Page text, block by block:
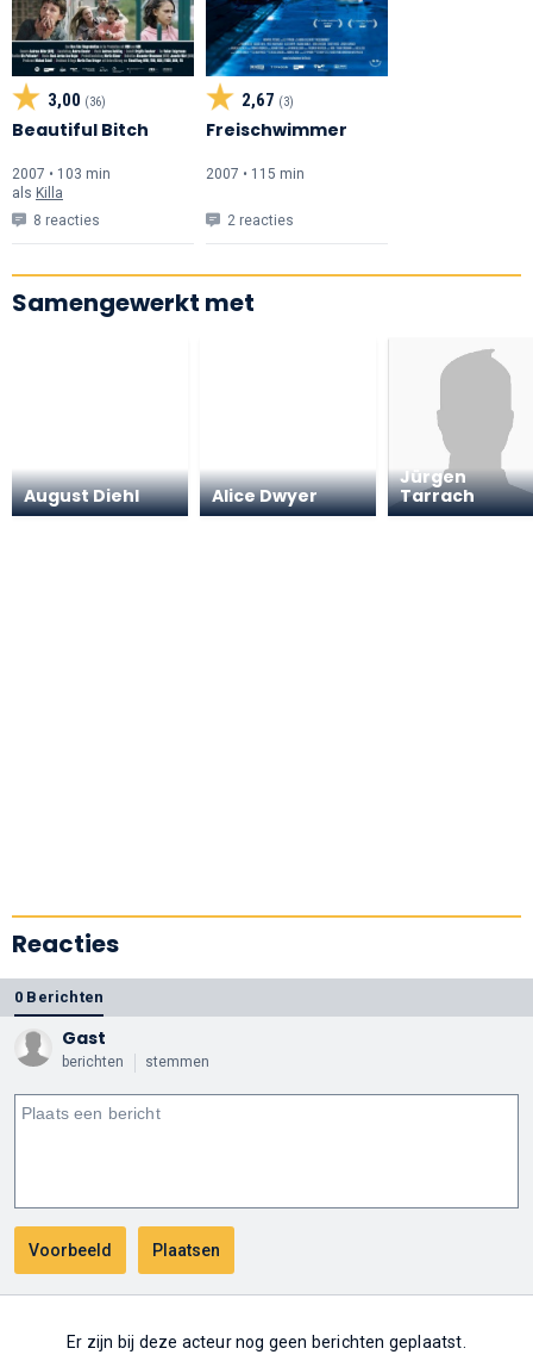
3,00 (36)
Beautiful Bitch
2007 • 103 min
als Killa
8 reacties
2,67 (3)
Freischwimmer
2007 • 115 min
2 reacties
Samengewerkt met
August Diehl Alice Dwyer
Jürgen
Tarrach
Reacties
0 Berichten
Gast
berichten stemmen
Er zijn bij deze acteur nog geen berichten geplaatst.